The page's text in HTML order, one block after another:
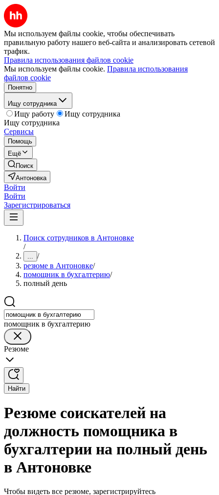
Мы используем файлы cookie, чтобы обеспечивать
правильную работу нашего веб-сайта и анализировать сетевой
трафик.
Правила использования файлов cookie
Мы используем файлы cookie. Правила использования
файлов cookie
Понятно
Ищу сотрудника
Ищу работу
Ищу сотрудника
Ищу сотрудника
Сервисы
Помощь
Ещё
Поиск
Антоновка
Войти
Войти
Зарегистрироваться
Поиск сотрудников в Антоновке
/
... /
резюме в Антоновке/
помощник в бухгалтерию/
полный день
помощник в бухгалтерию
Резюме
Найти
Резюме соискателей на
должность помощника в
бухгалтерии на полный день
в Антоновке
Чтобы видеть все резюме, зарегистрируйтесь